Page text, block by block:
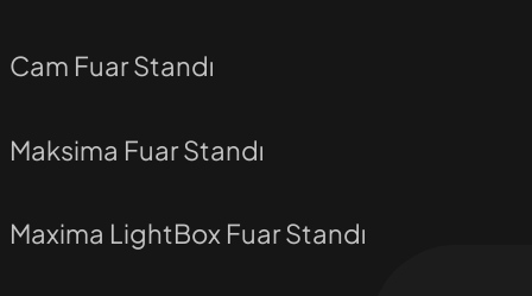
Cam Fuar Standı
Maksima Fuar Standı
Maxima LightBox Fuar Standı